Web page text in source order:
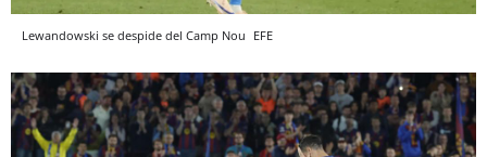
Lewandowski se despide del Camp Nou EFE